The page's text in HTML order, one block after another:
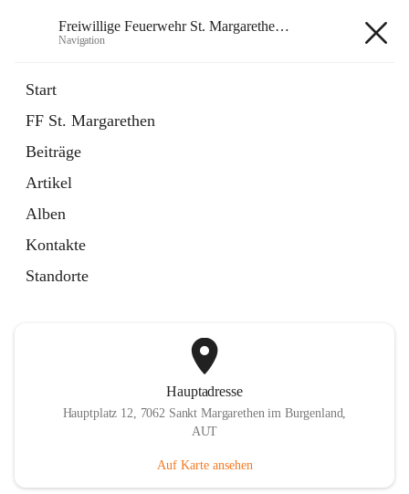
Freiwillige Feuerwehr St. Margarethen im Burgenland
Navigation
Start
FF St. Margarethen
Beiträge
Artikel
Alben
Kontakte
Standorte
Margarethen im Burgenland
Instagram
öffnet
in
neuem
Tab
Externe Webseite
in
Tab
Hauptadresse
Hauptplatz 12, 7062 Sankt Margarethen im Burgenland,
AUT
Auf Karte ansehen